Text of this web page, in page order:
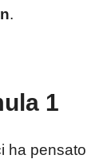
.
1
ha pensato